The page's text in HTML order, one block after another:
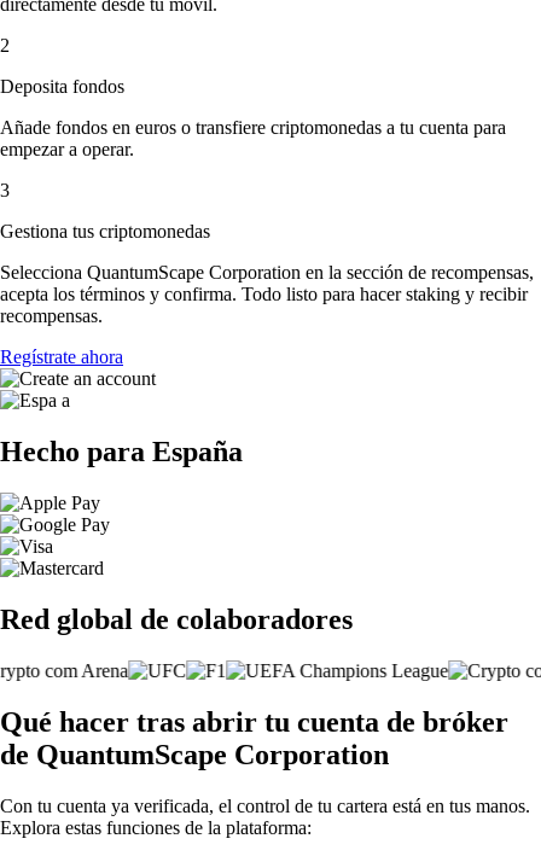
directamente desde tu móvil.
2
Deposita fondos
Añade fondos en euros o transfiere criptomonedas a tu cuenta para
empezar a operar.
3
Gestiona tus criptomonedas
Selecciona QuantumScape Corporation en la sección de recompensas,
acepta los términos y confirma. Todo listo para hacer staking y recibir
recompensas.
Regístrate ahora
Hecho para España
Red global de colaboradores
Qué hacer tras abrir tu cuenta de bróker
de QuantumScape Corporation
Con tu cuenta ya verificada, el control de tu cartera está en tus manos.
Explora estas funciones de la plataforma: